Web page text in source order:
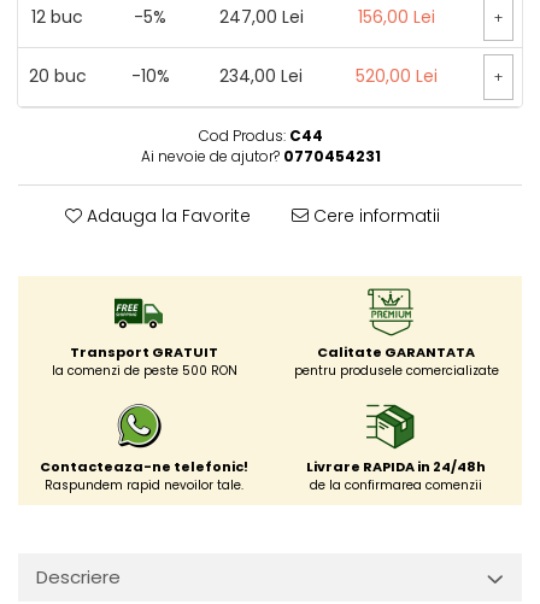
12 buc -5% 247,00 Lei 156,00 Lei +
20 buc -10% 234,00 Lei 520,00 Lei +
Cod Produs: C44
Ai nevoie de ajutor? 0770454231
Adauga la Favorite Cere informatii
Transport GRATUIT
la comenzi de peste 500 RON
Calitate GARANTATA
pentru produsele comercializate
Contacteaza-ne telefonic!
Raspundem rapid nevoilor tale.
Livrare RAPIDA in 24/48h
de la confirmarea comenzii
Descriere